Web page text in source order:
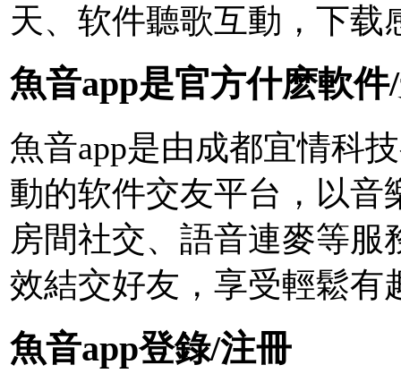
天、软件聽歌互動，下载
魚音app是官方什麽軟件
魚音app是由成都宜情科
動的软件交友平台，以音
房間社交、語音連麥等
效結交好友，享受輕鬆有
魚音app登錄/注冊